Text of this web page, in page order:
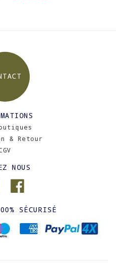
& Retour
NOUS
SÉCURISÉ